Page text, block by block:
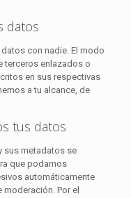
datos
con nadie. El modo
terceros enlazados o
en sus respectivas
a tu alcance, de
tus datos
sus metadatos se
que podamos
automáticamente
moderación. Por el